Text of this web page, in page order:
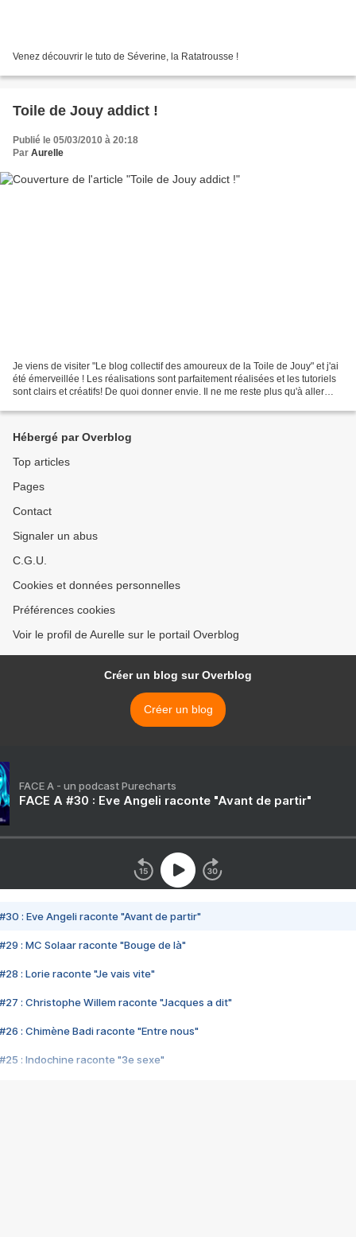
Venez découvrir le tuto de Séverine, la Ratatrousse !
Toile de Jouy addict !
Publié le 05/03/2010 à 20:18
Par Aurelle
Je viens de visiter "Le blog collectif des amoureux de la Toile de Jouy" et j'ai
été émerveillée ! Les réalisations sont parfaitement réalisées et les tutoriels
sont clairs et créatifs! De quoi donner envie. Il ne me reste plus qu'à aller
Hébergé par Overblog
Top articles
Pages
Contact
Signaler un abus
C.G.U.
Cookies et données personnelles
Préférences cookies
Voir le profil de Aurelle sur le portail Overblog
Créer un blog sur Overblog
Créer un blog
FACE A - un podcast Purecharts
FACE A #30 : Eve Angeli raconte "Avant de partir"
#30 : Eve Angeli raconte "Avant de partir"
#29 : MC Solaar raconte "Bouge de là"
#28 : Lorie raconte "Je vais vite"
#27 : Christophe Willem raconte "Jacques a dit"
#26 : Chimène Badi raconte "Entre nous"
#25 : Indochine raconte "3e sexe"